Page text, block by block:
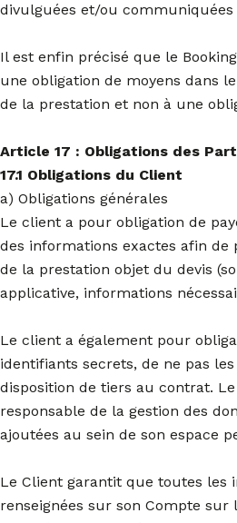
divulguées et/ou communiquées
Il est enfin précisé que le
une obligation de moyens dans
de la prestation et non à une
Article 17 : Obligations des
17.1 Obligations du Client
a) Obligations générales
Le client a pour obligation de
des informations exactes afin de
de la prestation objet du devis
applicative, informations
Le client a également pour
identifiants secrets, de ne pas
disposition de tiers au contrat.
responsable de la gestion des
ajoutées au sein de son espace
Le Client garantit que toutes les
renseignées sur son Compte sur